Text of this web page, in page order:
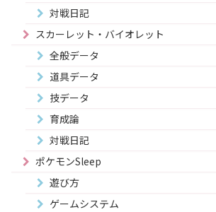
対戦日記
スカーレット・バイオレット
全般データ
道具データ
技データ
育成論
対戦日記
ポケモンSleep
遊び方
ゲームシステム